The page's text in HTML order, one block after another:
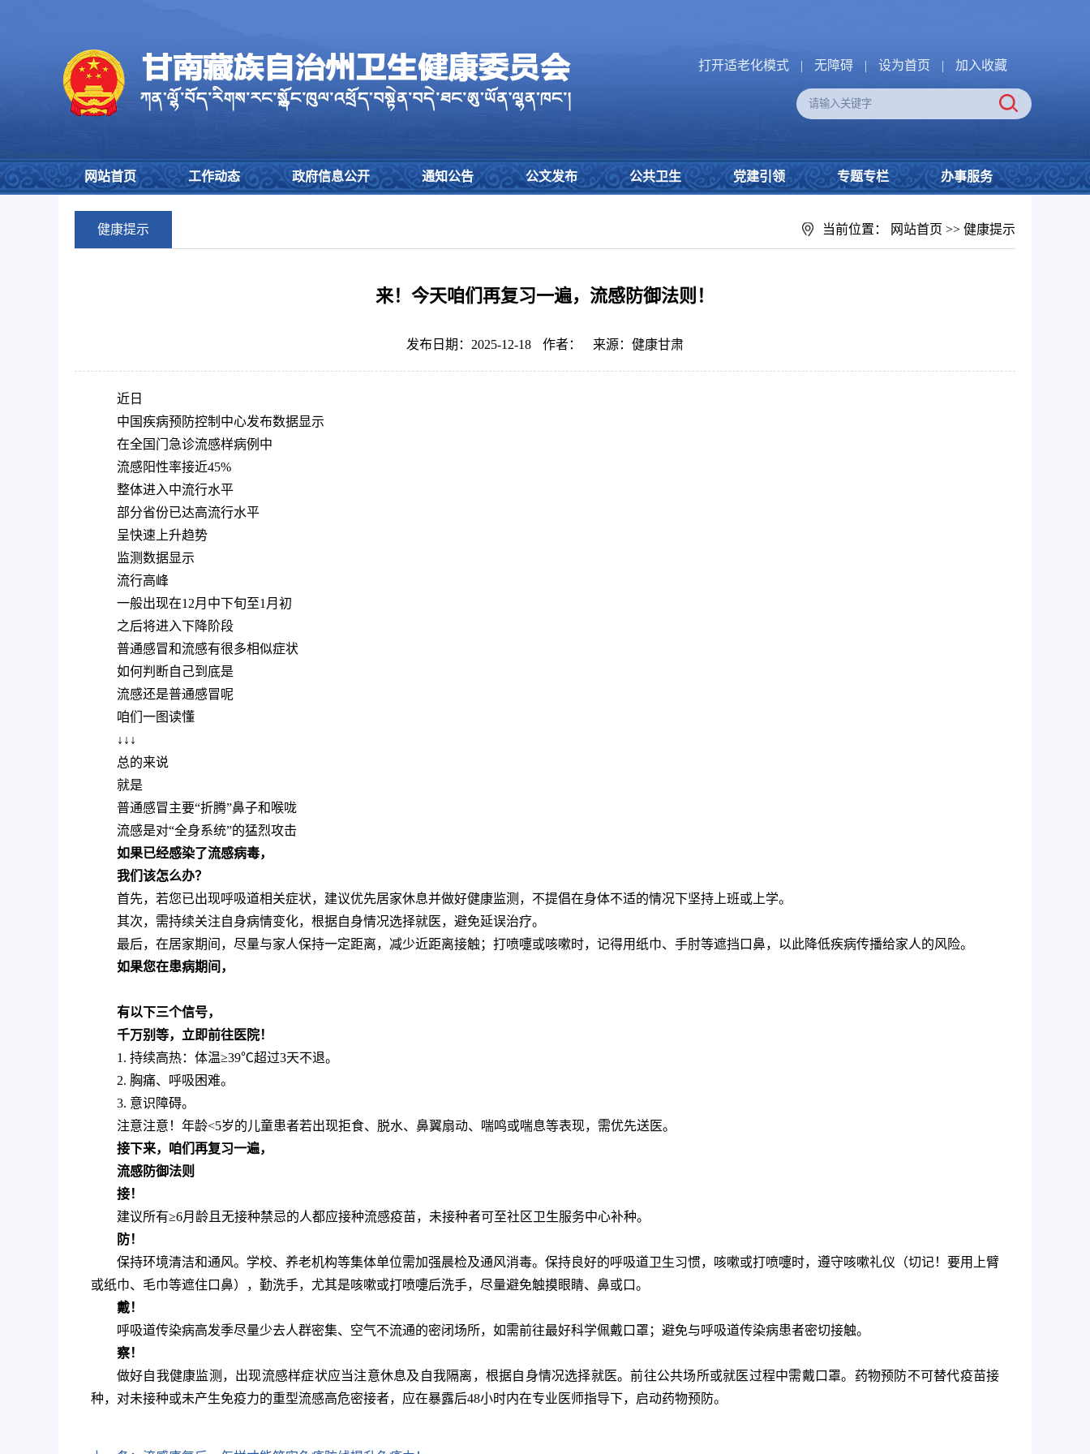
打开适老化模式 | 无障碍 | 设为首页 | 加入收藏
网站首页 工作动态 政府信息公开 通知公告 公文发布 公共卫生 党建引领 专题专栏 办事服务
健康提示 当前位置： 网站首页 >> 健康提示
来！今天咱们再复习一遍，流感防御法则！
发布日期：2025-12-18 作者： 来源：健康甘肃
近日
中国疾病预防控制中心发布数据显示
在全国门急诊流感样病例中
流感阳性率接近45%
整体进入中流行水平
部分省份已达高流行水平
呈快速上升趋势
监测数据显示
流行高峰
一般出现在12月中下旬至1月初
之后将进入下降阶段
普通感冒和流感有很多相似症状
如何判断自己到底是
流感还是普通感冒呢
咱们一图读懂
↓↓↓
总的来说
就是
普通感冒主要“折腾”鼻子和喉咙
流感是对“全身系统”的猛烈攻击
如果已经感染了流感病毒，
我们该怎么办？
首先，若您已出现呼吸道相关症状，建议优先居家休息并做好健康监测，不提倡在身体不适的情况下坚持上班或上学。
其次，需持续关注自身病情变化，根据自身情况选择就医，避免延误治疗。
最后，在居家期间，尽量与家人保持一定距离，减少近距离接触；打喷嚏或咳嗽时，记得用纸巾、手肘等遮挡口鼻，以此降低疾病传播给家人的风险。
如果您在患病期间，
有以下三个信号，
千万别等，立即前往医院！
1. 持续高热：体温≥39℃超过3天不退。
2. 胸痛、‌呼吸困难。
3. 意识障碍‌。
注意注意！年龄<5岁的儿童患者若出现‌拒食、脱水、鼻翼扇动、喘鸣或喘息‌等表现，需优先送医‌。
接下来，咱们再复习一遍，
流感防御法则
接！
建议所有≥6月龄且无接种禁忌的人都应接种流感疫苗，未接种者可至社区卫生服务中心补种。
防！
保持环境清洁和通风。学校、养老机构等集体单位需加强晨检及通风消毒。保持良好的呼吸道卫生习惯，咳嗽或打喷嚏时，遵守咳嗽礼仪（切记！要用上臂
或纸巾、毛巾等遮住口鼻），勤洗手，尤其是咳嗽或打喷嚏后洗手，尽量避免触摸眼睛、鼻或口。
戴！
呼吸道传染病高发季尽量少去人群密集、空气不流通的密闭场所，如需前往最好科学佩戴口罩；避免与呼吸道传染病患者密切接触。
察！
做好自我健康监测，出现流感样症状应当注意休息及自我隔离，根据自身情况选择就医。前往公共场所或就医过程中需戴口罩。药物预防不可替代疫苗接
种‌，对未接种或未产生免疫力的重型流感高危密接者，应在暴露后‌48小时内在专业医师指导下，启动药物预防。